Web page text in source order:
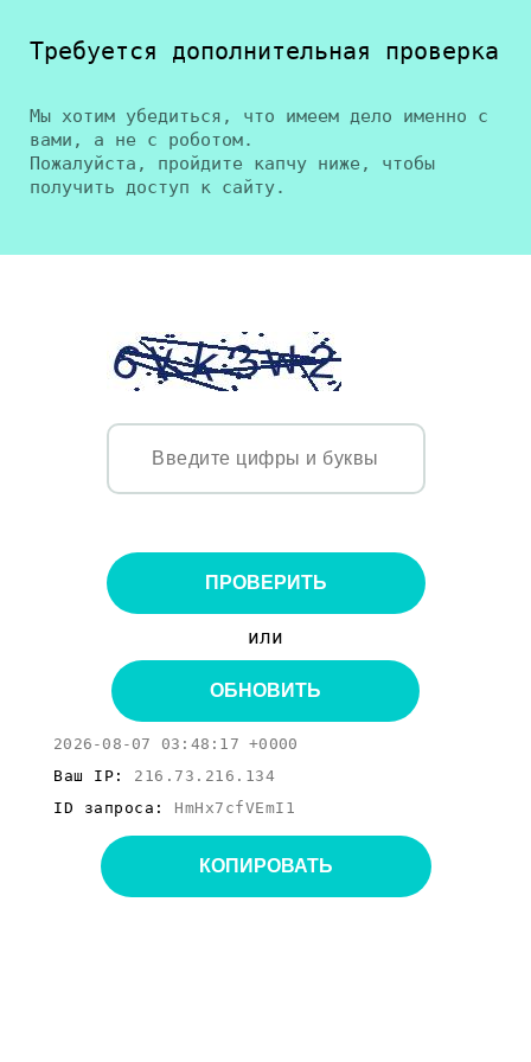
Требуется дополнительная проверка
Мы хотим убедиться, что имеем дело именно с
вами, а не с роботом.
Пожалуйста, пройдите капчу ниже, чтобы
получить доступ к сайту.
ПРОВЕРИТЬ
или
ОБНОВИТЬ
2026-08-07 03:48:17 +0000
Ваш IP: 216.73.216.134
ID запроса: HmHx7cfVEmI1
КОПИРОВАТЬ